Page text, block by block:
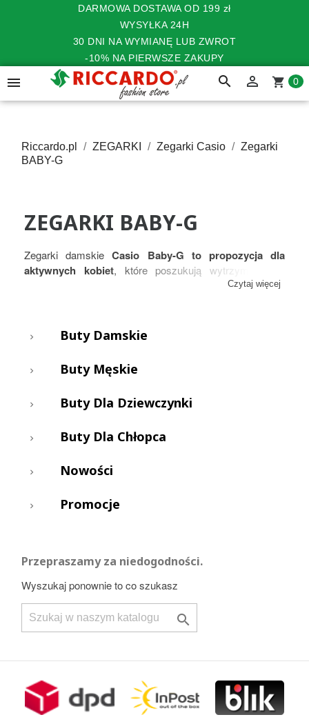
DARMOWA DOSTAWA OD 199 zł
WYSYŁKA 24H
30 DNI NA WYMIANĘ LUB ZWROT
-10% NA PIERWSZE ZAKUPY
 search  shopping_cart 0
Riccardo.pl ZEGARKI Zegarki Casio
Zegarki
BABY-G
ZEGARKI BABY-G
Zegarki damskieCasio Baby-G to propozycja dla
aktywnych kobiet, które poszukują wytrzymałego i
stylowego czasomierza ze sportowym charakterem.
Niepowtarzalne kolory, nowoczesny design i szereg
funkcji dodatkowychsprawiają, że Casio Baby-G to
propozycje z serii Baby-G, które oferuje sklep internetowy
Czytaj więcej
Buty Damskie
Buty Męskie
Buty Dla Dziewczynki
Buty Dla Chłopca
Nowości
Promocje
Przepraszamy za niedogodności.
Wyszukaj ponownie to co szukasz
